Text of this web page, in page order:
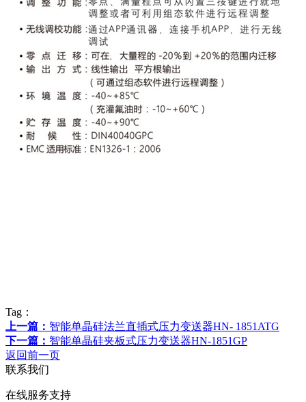
Tag：
上一篇： 智能单晶硅法兰直插式压力变送器HN- 1851ATG
下一篇： 智能单晶硅夹板式压力变送器HN-1851GP
返回前一页
联系我们
在线服务支持